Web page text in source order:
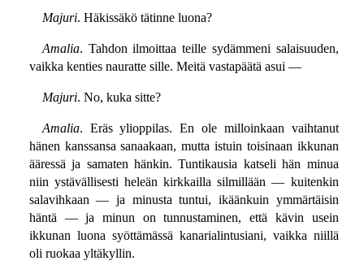
Majuri. Häkissäkö tätinne luona?
Amalia. Tahdon ilmoittaa teille sydämmeni salaisuuden,
vaikka kenties nauratte sille. Meitä vastapäätä asui —
Majuri. No, kuka sitte?
Amalia. Eräs ylioppilas. En ole milloinkaan vaihtanut
hänen kanssansa sanaakaan, mutta istuin toisinaan ikkunan
ääressä ja samaten hänkin. Tuntikausia katseli hän minua
niin ystävällisesti heleän kirkkailla silmillään — kuitenkin
salavihkaan — ja minusta tuntui, ikäänkuin ymmärtäisin
häntä — ja minun on tunnustaminen, että kävin usein
ikkunan luona syöttämässä kanarialintusiani, vaikka niillä
oli ruokaa yltäkyllin.